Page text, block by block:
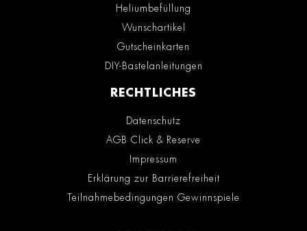
Heliumbefüllung
Wunschartikel
Gutscheinkarten
DIY-Bastelanleitungen
RECHTLICHES
Datenschutz
AGB Click & Reserve
Impressum
Erklärung zur Barrierefreiheit
Teilnahmebedingungen Gewinnspiele